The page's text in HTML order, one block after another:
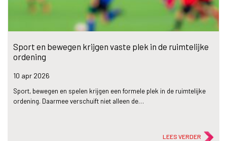
Sport en bewegen krijgen vaste plek in de ruimtelijke
ordening
10 apr 2026
Sport, bewegen en spelen krijgen een formele plek in de ruimtelijke
ordening. Daarmee verschuift niet alleen de…
LEES VERDER